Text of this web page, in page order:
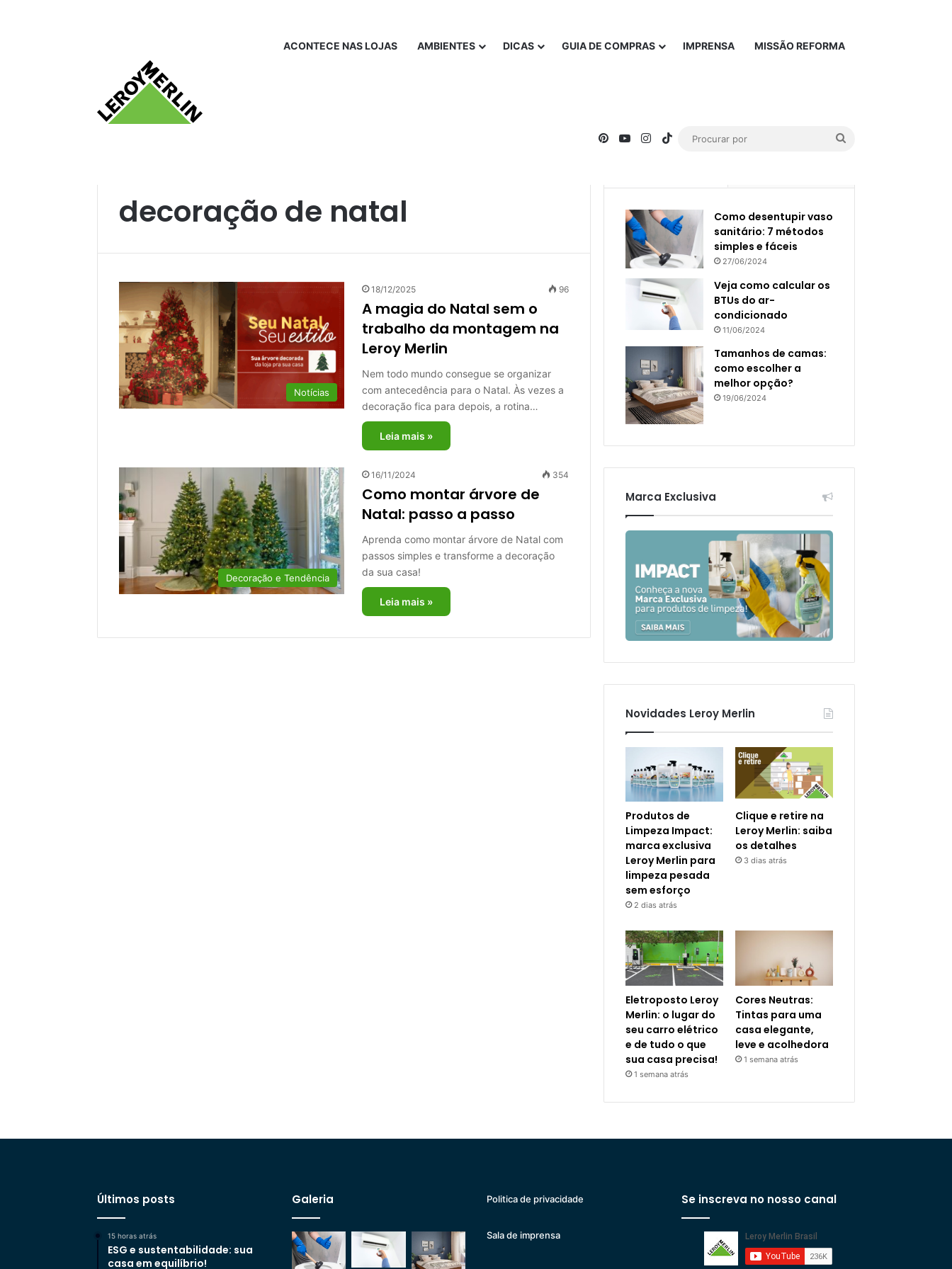
ACONTECE NAS LOJAS AMBIENTES DICAS GUIA DE COMPRAS IMPRENSA MISSÃO REFORMA
PinterestYouTubeInstagram
TikTok
decoração de natal
Notícias
18/12/2025 96
A magia do Natal sem o
trabalho da montagem na
Leroy Merlin
Nem todo mundo consegue se organizar
com antecedência para o Natal. Às vezes a
decoração fica para depois, a rotina…
Leia mais »
Decoração e Tendência
16/11/2024 354
Como montar árvore de
Natal: passo a passo
Aprenda como montar árvore de Natal com
passos simples e transforme a decoração
da sua casa!
Leia mais »
Como desentupir vaso
sanitário: 7 métodos
simples e fáceis
27/06/2024
Veja como calcular os
BTUs do ar-
condicionado
11/06/2024
Tamanhos de camas:
como escolher a
melhor opção?
19/06/2024
Marca Exclusiva
Novidades Leroy Merlin
Produtos de
Limpeza Impact:
marca exclusiva
Leroy Merlin para
limpeza pesada
sem esforço
2 dias atrás
Clique e retire na
Leroy Merlin: saiba
os detalhes
3 dias atrás
Eletroposto Leroy
Merlin: o lugar do
seu carro elétrico
e de tudo o que
sua casa precisa!
1 semana atrás
Cores Neutras:
Tintas para uma
casa elegante,
leve e acolhedora
1 semana atrás
Últimos posts
15 horas atrás
ESG e sustentabilidade: sua
casa em equilíbrio!
Galeria Politica de privacidade
Sala de imprensa
Se inscreva no nosso canal